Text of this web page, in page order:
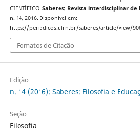
CIENTÍFICO. Saberes: Revista interdisciplinar de
n. 14, 2016. Disponível em:
https://periodicos.ufrn.br/saberes/article/view/
Fomatos de Citação
Edição
n. 14 (2016): Saberes: Filosofia e
Seção
Filosofia